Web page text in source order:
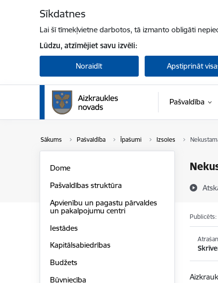
Sīkdatnes
Lai šī tīmekļvietne darbotos, tā izmanto obligāti
Lūdzu, atzīmējiet savu izvēli:
Noraidīt Apstiprināt
Pašvaldība
Sākums Pašvaldība Īpašumi Izsoles
Dome
Pašvaldības struktūra
Apvienību un pagastu pārvaldes
un pakalpojumu centri
Iestādes
Kapitālsabiedrības
Budžets
Būvniecība
Publicēts: